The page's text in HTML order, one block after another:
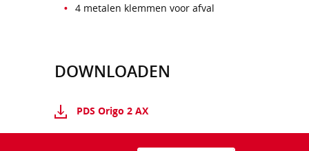
4 metalen klemmen voor afval
DOWNLOADEN
PDS Origo 2 AX